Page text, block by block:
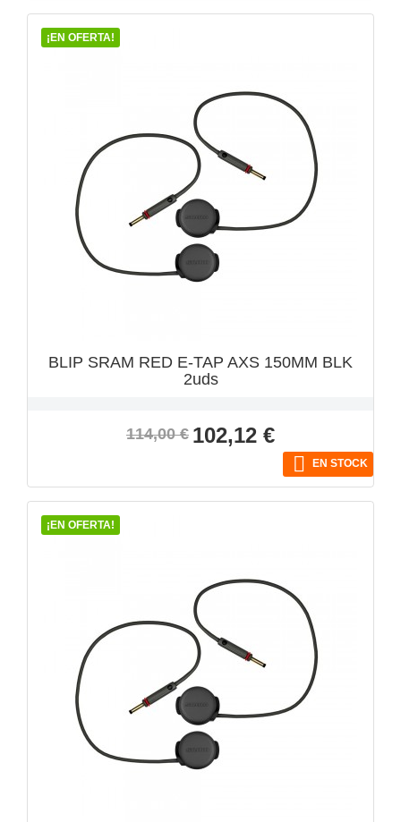
¡EN OFERTA!
BLIP SRAM RED E-TAP AXS 150MM BLK
2uds
Precio
114,00 € Precio
102,12 €
 EN STOCK
¡EN OFERTA!
VISTA RÁPIDA
VISTA RÁPIDA